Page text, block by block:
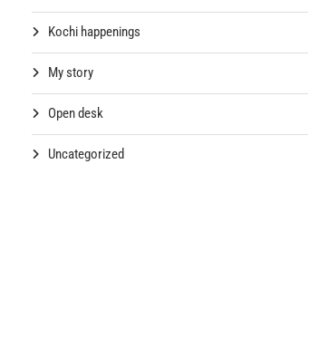
Kochi happenings
My story
Open desk
Uncategorized